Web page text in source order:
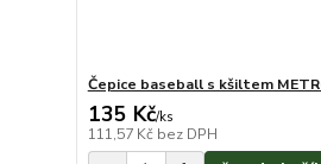
Čepice baseball s kšiltem
135 Kč/ks
111,57 Kč bez DPH